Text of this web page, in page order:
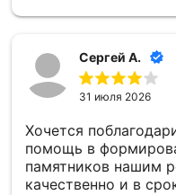
Сергей А.
31 июля 2026
Хочется
помощь в
памятников нашим
качественно и в